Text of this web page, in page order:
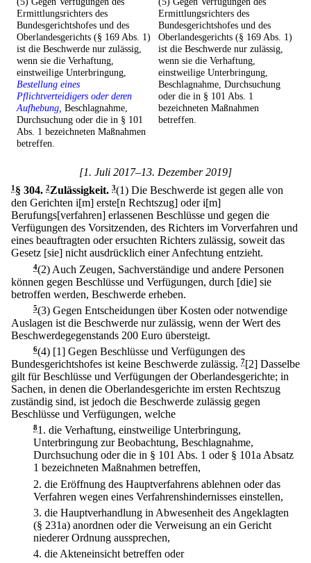
Ermittlungsrichters des
Bundesgerichtshofes und des
Oberlandesgerichts (§ 169 Abs. 1)
ist die Beschwerde nur zulässig,
wenn sie die Verhaftung,
einstweilige Unterbringung,
Bestellung eines
Pflichtverteidigers oder deren
Aufhebung, Beschlagnahme,
Durchsuchung oder die in § 101
Abs. 1 bezeichneten Maßnahmen
betreffen.
Ermittlungsrichters des
Bundesgerichtshofes und des
Oberlandesgerichts (§ 169 Abs. 1)
ist die Beschwerde nur zulässig,
wenn sie die Verhaftung,
einstweilige Unterbringung,
Beschlagnahme, Durchsuchung
oder die in § 101 Abs. 1
bezeichneten Maßnahmen
betreffen.
[1. Juli 2017–13. Dezember 2019]
1§ 304. 2Zulässigkeit. 3(1) Die Beschwerde ist gegen alle von
den Gerichten i[m] erste[n Rechtszug] oder i[m]
Berufungs[verfahren] erlassenen Beschlüsse und gegen die
Verfügungen des Vorsitzenden, des Richters im Vorverfahren und
eines beauftragten oder ersuchten Richters zulässig, soweit das
Gesetz [sie] nicht ausdrücklich einer Anfechtung entzieht.
4(2) Auch Zeugen, Sachverständige und andere Personen
können gegen Beschlüsse und Verfügungen, durch [die] sie
betroffen werden, Beschwerde erheben.
5(3) Gegen Entscheidungen über Kosten oder notwendige
Auslagen ist die Beschwerde nur zulässig, wenn der Wert des
Beschwerdegegenstands 200 Euro übersteigt.
6(4) [1] Gegen Beschlüsse und Verfügungen des
Bundesgerichtshofes ist keine Beschwerde zulässig. 7[2] Dasselbe
gilt für Beschlüsse und Verfügungen der Oberlandesgerichte; in
Sachen, in denen die Oberlandesgerichte im ersten Rechtszug
zuständig sind, ist jedoch die Beschwerde zulässig gegen
Beschlüsse und Verfügungen, welche
81. die Verhaftung, einstweilige Unterbringung,
Unterbringung zur Beobachtung, Beschlagnahme,
Durchsuchung oder die in § 101 Abs. 1 oder § 101a Absatz
1 bezeichneten Maßnahmen betreffen,
2. die Eröffnung des Hauptverfahrens ablehnen oder das
Verfahren wegen eines Verfahrenshindernisses einstellen,
3. die Hauptverhandlung in Abwesenheit des Angeklagten
(§ 231a) anordnen oder die Verweisung an ein Gericht
niederer Ordnung aussprechen,
4. die Akteneinsicht betreffen oder